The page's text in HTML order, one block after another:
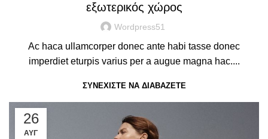
εξωτερικός χώρος
Wordpress51
Ac haca ullamcorper donec ante habi tasse donec
imperdiet eturpis varius per a augue magna hac....
ΣΥΝΕΧΊΣΤΕ ΝΑ ΔΙΑΒΆΖΕΤΕ
26
ΑΥΓ